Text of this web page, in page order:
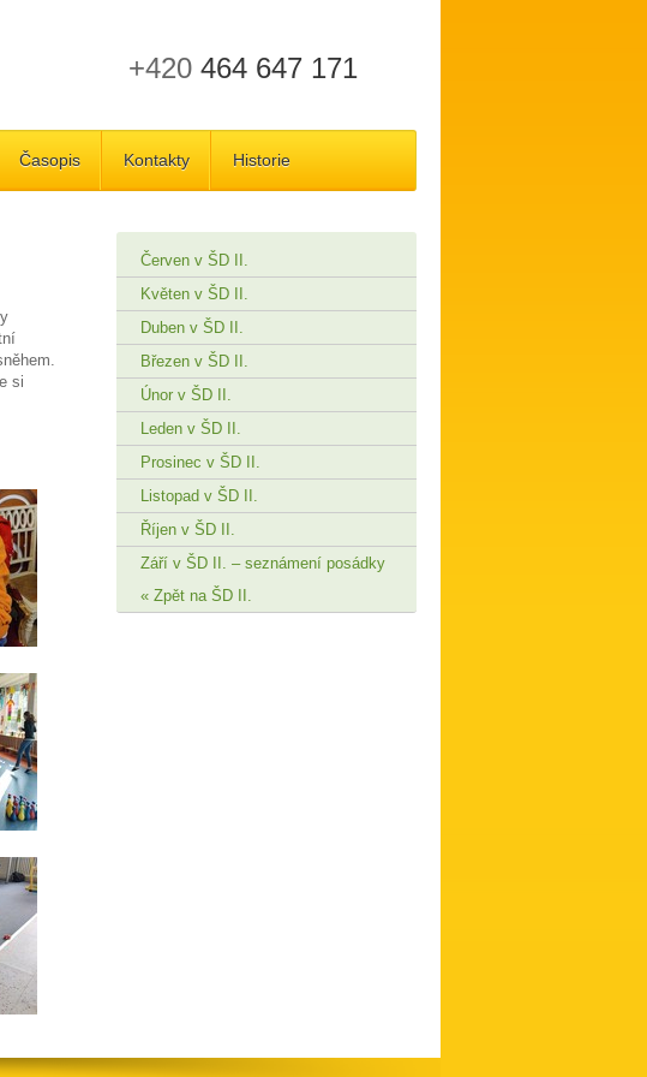
+420 464 647 171
Časopis Kontakty Historie
si
Červen v ŠD II.
Květen v ŠD II.
Duben v ŠD II.
Březen v ŠD II.
Únor v ŠD II.
Leden v ŠD II.
Prosinec v ŠD II.
Listopad v ŠD II.
Říjen v ŠD II.
Září v ŠD II. – seznámení posádky
Zpět na ŠD II.